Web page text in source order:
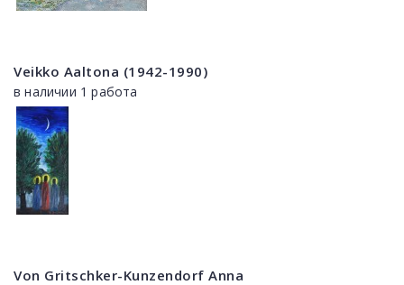
Veikko Aaltona (1942-1990)
в наличии 1 работа
Von Gritschker-Kunzendorf Anna